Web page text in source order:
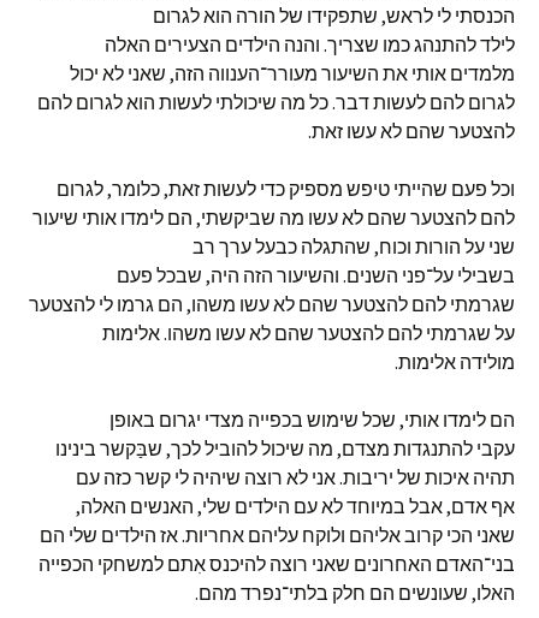
הכנסתי לי לראש, שתפקידו של הורה הוא לגרום
לילד להתנהג כמו שצריך. והנה הילדים הצעירים האלה
מלמדים אותי את השיעור מעורר־הענווה הזה, שאני לא יכול
לגרום להם לעשות דבר. כל מה שיכולתי לעשות הוא לגרום להם
להצטער שהם לא עשו זאת.
וכל פעם שהייתי טיפש מספיק כדי לעשות זאת, כלומר, לגרום
להם להצטער שהם לא עשו מה שביקשתי, הם לימדו אותי שיעור
שני על הורות וכוח, שהתגלה כבעל ערך רב
בשבילי על־פני השנים. והשיעור הזה היה, שבכל פעם
שגרמתי להם להצטער שהם לא עשו משהו, הם גרמו לי להצטער
על שגרמתי להם להצטער שהם לא עשו משהו. אלימות
מולידה אלימות.
הם לימדו אותי, שכל שימוש בכפייה מצדי יגרום באופן
עקבי להתנגדות מצדם, מה שיכול להוביל לכך, שבַּקשר בינינו
תהיה איכות של יריבות. אני לא רוצה שיהיה לי קשר כזה עם
אף אדם, אבל במיוחד לא עם הילדים שלי, האנשים האלה,
שאני הכי קרוב אליהם ולוקח עליהם אחריות. אז הילדים שלי הם
בני־האדם האחרונים שאני רוצה להיכנס אִתם למשחקי הכפייה
האלו, שעונשים הם חלק בלתי־נפרד מהם.